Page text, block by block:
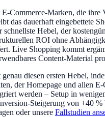
Commerce-Marken, die ihre
das dauerhaft eingebettete
schnellste Hebel, der
ROI ohne
Live Shopping kommt
Content-Material
genau diesen ersten Hebel,
der Homepage und allen E-
werden – Setup in
Steigerung von +40 %
oder unsere Fallstudien